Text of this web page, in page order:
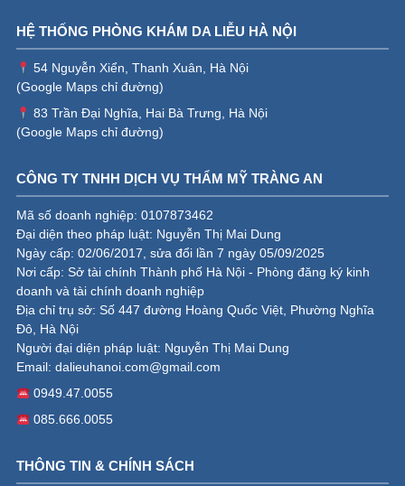
HỆ THỐNG PHÒNG KHÁM DA LIỄU HÀ NỘI
54 Nguyễn Xiển, Thanh Xuân, Hà Nội
(Google Maps chỉ đường)
83 Trần Đại Nghĩa, Hai Bà Trưng, Hà Nội
(Google Maps chỉ đường)
CÔNG TY TNHH DỊCH VỤ THẨM MỸ TRÀNG AN
Mã số doanh nghiệp: 0107873462
Đại diện theo pháp luật: Nguyễn Thị Mai Dung
Ngày cấp: 02/06/2017, sửa đổi lần 7 ngày 05/09/2025
Nơi cấp: Sở tài chính Thành phố Hà Nội - Phòng đăng ký kinh
doanh và tài chính doanh nghiệp
Địa chỉ trụ sở: Số 447 đường Hoàng Quốc Việt, Phường Nghĩa
Đô, Hà Nội
Người đại diện pháp luật: Nguyễn Thị Mai Dung
Email: dalieuhanoi.com@gmail.com
0949.47.0055
085.666.0055
THÔNG TIN & CHÍNH SÁCH